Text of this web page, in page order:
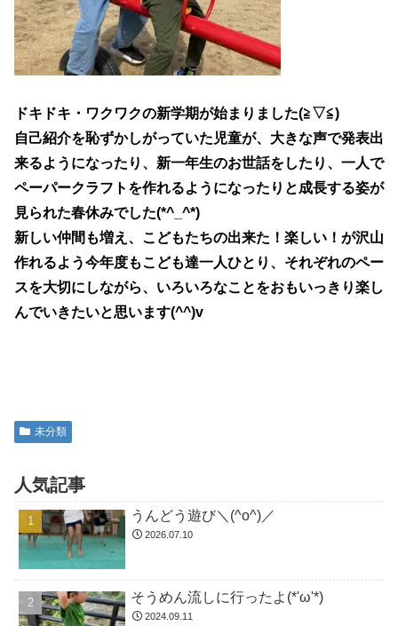
ドキドキ・ワクワクの新学期が始まりました(≧▽≦)
自己紹介を恥ずかしがっていた児童が、大きな声で発表出
来るようになったり、新一年生のお世話をしたり、一人で
ペーパークラフトを作れるようになったりと成長する姿が
見られた春休みでした(*^_^*)
新しい仲間も増え、こどもたちの出来た！楽しい！が沢山
作れるよう今年度もこども達一人ひとり、それぞれのペー
スを大切にしながら、いろいろなことをおもいっきり楽し
んでいきたいと思います(^^)v
未分類
人気記事
うんどう遊び＼(^o^)／
2026.07.10
そうめん流しに行ったよ(*'ω'*)
2024.09.11